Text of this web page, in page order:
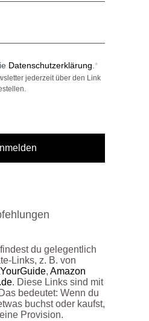
Datenschutzerklärung.
jederzeit über den Link
du gelegentlich
Links, z. B. von
, Amazon
. Diese Links sind mit
bedeutet: Wenn du
buchst oder kaufst,
Provision.